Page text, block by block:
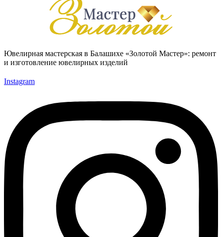
Ювелирная мастерская в Балашихе «Золотой Мастер»: ремонт
и изготовление ювелирных изделий
Instagram